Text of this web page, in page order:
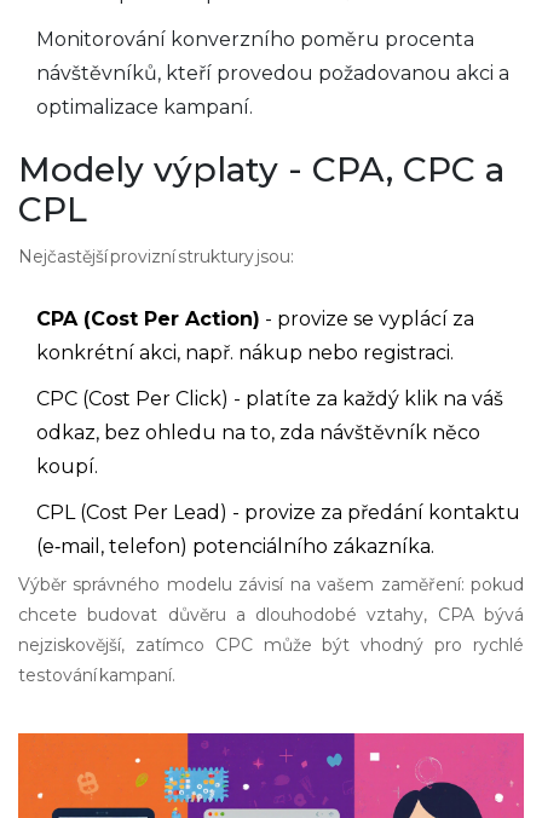
Monitorování konverzního poměru procenta
návštěvníků, kteří provedou požadovanou akci a
optimalizace kampaní.
Modely výplaty - CPA, CPC a
CPL
Nejčastější provizní struktury jsou:
CPA (Cost Per Action) - provize se vyplácí za
konkrétní akci, např. nákup nebo registraci.
CPC (Cost Per Click) - platíte za každý klik na váš
odkaz, bez ohledu na to, zda návštěvník něco
koupí.
CPL (Cost Per Lead) - provize za předání kontaktu
(e‑mail, telefon) potenciálního zákazníka.
Výběr správného modelu závisí na vašem zaměření: pokud
chcete budovat důvěru a dlouhodobé vztahy, CPA bývá
nejziskovější, zatímco CPC může být vhodný pro rychlé
testování kampaní.